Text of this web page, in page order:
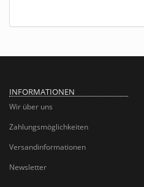
INFORMATIONEN
Wir über uns
Zahlungsmöglichkeiten
Versandinformationen
Newsletter